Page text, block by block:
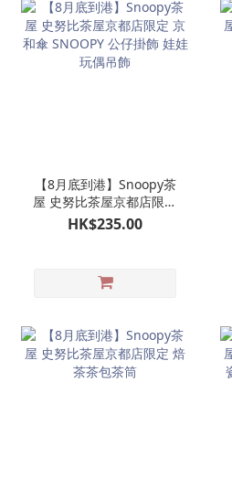
【8月底到港】Snoopy茶
屋 史努比茶屋京都店限定
京和傘 SNOOPY 公仔掛飾
HK$235.00